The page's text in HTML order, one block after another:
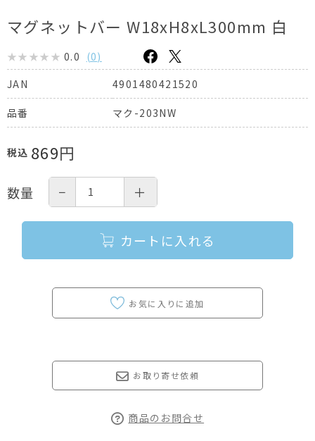
マグネットバー W18xH8xL300mm 白
0.0 (0)
JAN
4901480421520
品番 マク-203NW
税込 869円
数量 − ＋
カートに入れる
お取り寄せ依頼
商品のお問合せ